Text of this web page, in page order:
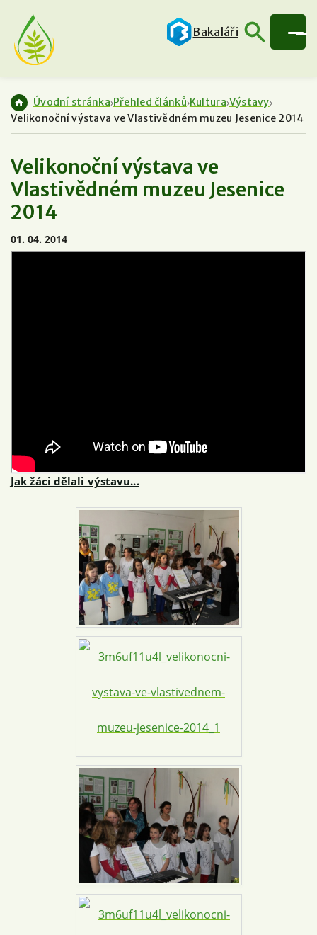
Bakaláři
Úvodní stránka Přehled článků Kultura Výstavy
Velikonoční výstava ve Vlastivědném muzeu Jesenice 2014
Velikonoční výstava ve
Vlastivědném muzeu Jesenice
2014
01. 04. 2014
Jak žáci dělali výstavu...